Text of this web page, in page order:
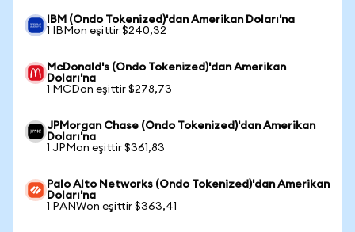
IBM (Ondo Tokenized)'dan Amerikan Doları'na
1 IBMon eşittir $240,32
McDonald's (Ondo Tokenized)'dan Amerikan
Doları'na
1 MCDon eşittir $278,73
JPMorgan Chase (Ondo Tokenized)'dan Amerikan
Doları'na
1 JPMon eşittir $361,83
Palo Alto Networks (Ondo Tokenized)'dan Amerikan
Doları'na
1 PANWon eşittir $363,41